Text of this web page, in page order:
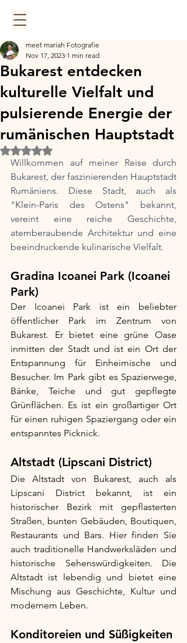
Bukarest entdecken
kulturelle Vielfalt und
pulsierende Energie der
rumänischen Hauptstadt
meet mariah Fotografie
Nov 17, 2023 1 min read
Rated NaN out of 5 stars.
Willkommen auf meiner Reise durch
Bukarest, der faszinierenden Hauptstadt
Rumäniens. Diese Stadt, auch als
"Klein-Paris des Ostens" bekannt,
vereint eine reiche Geschichte,
atemberaubende Architektur und eine
beeindruckende kulinarische Vielfalt.
Gradina Icoanei Park (Icoanei
Park)
Der Icoanei Park ist ein beliebter
öffentlicher Park im Zentrum von
Bukarest. Er bietet eine grüne Oase
inmitten der Stadt und ist ein Ort der
Entspannung für Einheimische und
Besucher. Im Park gibt es Spazierwege,
Bänke, Teiche und gut gepflegte
Grünflächen. Es ist ein großartiger Ort
für einen ruhigen Spaziergang oder ein
entspanntes Picknick.
Altstadt (Lipscani District)
Die Altstadt von Bukarest, auch als
Lipscani District bekannt, ist ein
historischer Bezirk mit gepflasterten
Straßen, bunten Gebäuden, Boutiquen,
Restaurants und Bars. Hier finden Sie
auch traditionelle Handwerksläden und
historische Sehenswürdigkeiten. Die
Altstadt ist lebendig und bietet eine
Mischung aus Geschichte, Kultur und
modernem Leben.
Konditoreien und Süßigkeiten